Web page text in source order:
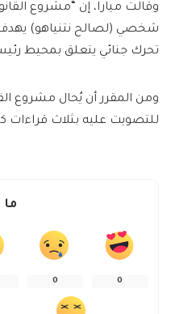
وقالت ميارا، إن “مشروع
شخصي (لصالح نتنياهو)
تحرك جنائي يتعلق بمحيط
ومن المقرر أن يُحال مشروع
للتصويت عليه بثلاث قراءات
ما
0
0